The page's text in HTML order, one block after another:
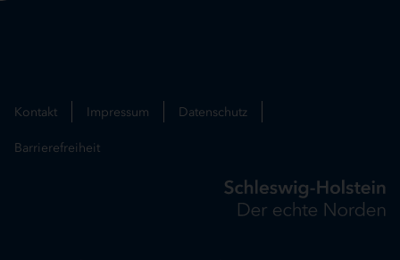
Kontakt Impressum Datenschutz
Barrierefreiheit